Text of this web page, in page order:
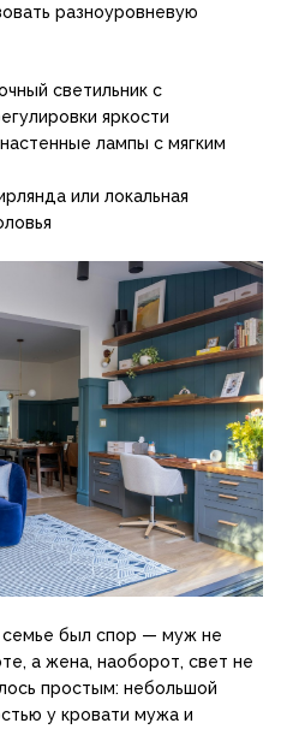
разноуровневую
светильник с
яркости
лампы с мягким
или локальная
семье был спор — муж не
а жена, наоборот, свет не
простым: небольшой
у кровати мужа и